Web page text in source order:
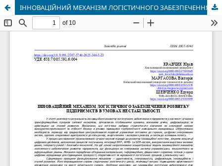
ІННОВАЦІЙНИЙ МЕХАНІЗМ ЛОГІСТИЧНОГО ЗАБЕЗПЕЧЕННЯ РОЗВИТКУ ПІДПРИЄМСТВ В УМОВАХ НЕСТАБІЛЬНОСТІ